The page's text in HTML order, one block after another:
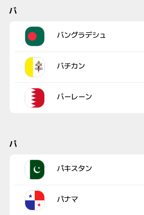
バ
バングラデシュ
バチカン
バーレーン
パ
パキスタン
パナマ